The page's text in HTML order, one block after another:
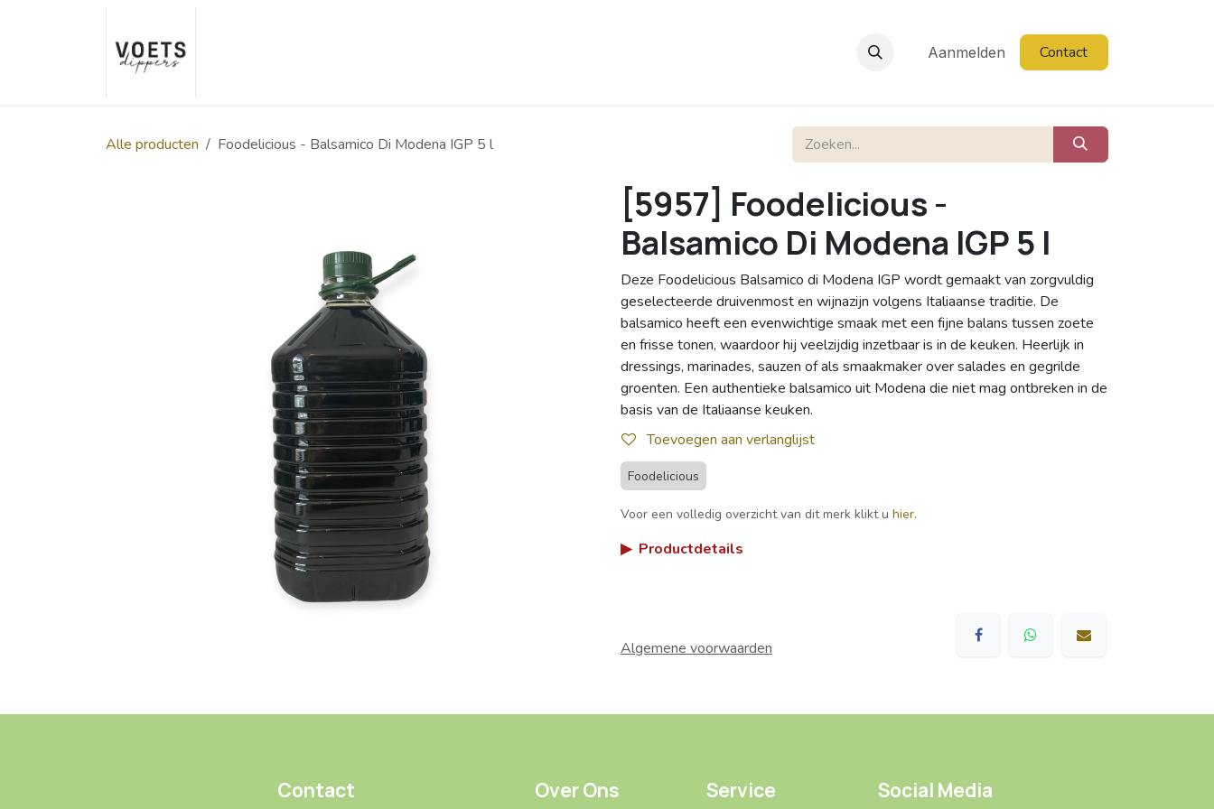
Overslaan naar inhoud
Aanmelden Contact
Alle producten Foodelicious - Balsamico Di Modena IGP 5 l
[5957] Foodelicious -
Balsamico Di Modena IGP 5 l
Deze Foodelicious Balsamico di Modena IGP wordt gemaakt van zorgvuldig
geselecteerde druivenmost en wijnazijn volgens Italiaanse traditie. De
balsamico heeft een evenwichtige smaak met een fijne balans tussen zoete
en frisse tonen, waardoor hij veelzijdig inzetbaar is in de keuken. Heerlijk in
dressings, marinades, sauzen of als smaakmaker over salades en gegrilde
groenten. Een authentieke balsamico uit Modena die niet mag ontbreken in de
basis van de Italiaanse keuken.
Toevoegen aan verlanglijst
Foodelicious
Voor een volledig overzicht van dit merk klikt u hier.
▶ Productdetails
Algemene voorwaarden
Contact Over Ons Service Social Media